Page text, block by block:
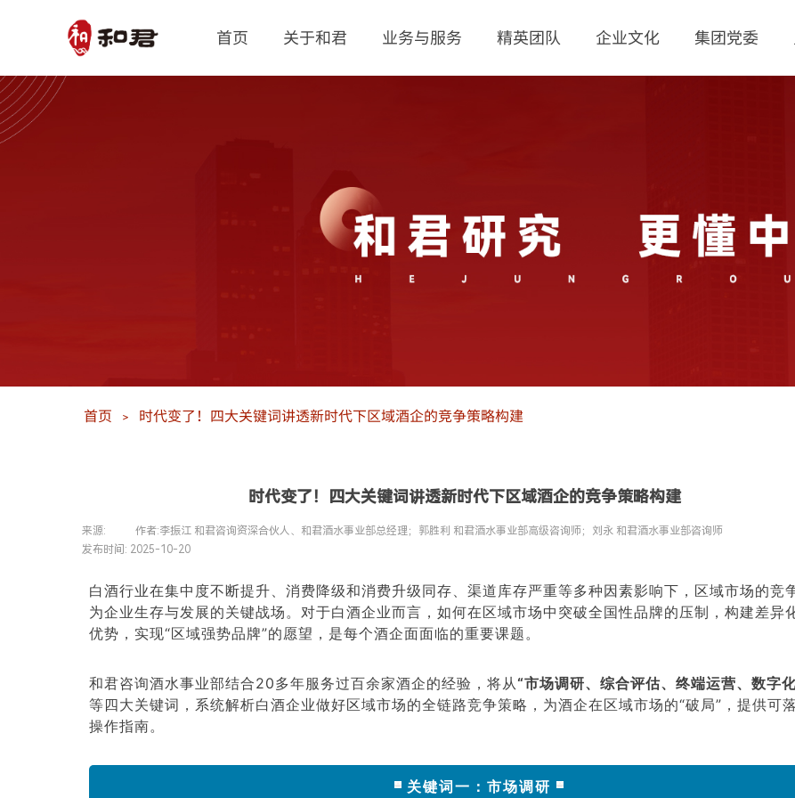
首页 关于和君 业务与服务 精英团队 企业文化 集团党委
首页 ＞ 时代变了！四大关键词讲透新时代下区域酒企的竞争策略构建
时代变了！四大关键词讲透新时代下区域酒企的竞争策略构建
来源: 作者:李振江 和君咨询资深合伙人、和君酒水事业部总经理；郭胜利 和君酒水事业部高级咨询师；刘永 和君酒水事业部咨询师
发布时间: 2025-10-20
白酒行业在集中度不断提升、消费降级和消费升级同存、渠道库存严重等多种因素影响下 ，区域市场的竞
为企业生存与发展的关键战场。对于白酒企业而言，如何在区域市场中突破全国性品牌的压制，构建差异
优势，实现“区域强势品牌”的愿望，是每个酒企面面临的重要课题。
和君咨询酒水事业部结合20多年服务过百余家酒企的经验，将从“市场调研、综合评估、终端运营、数字
等四大关键词，系统解析白酒企业做好区域市场的全链路竞争策略，为酒企在区域市场的“破局”，提供可
操作指南。
关键词一：市场调研